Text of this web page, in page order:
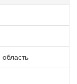
область